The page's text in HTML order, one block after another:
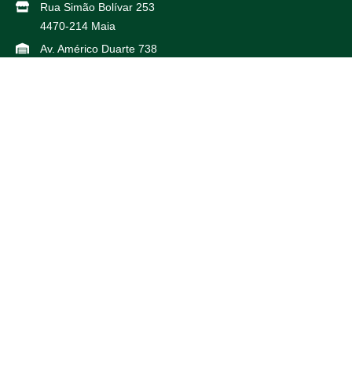
Rua Simão Bolívar 253
4470-214 Maia
Av. Américo Duarte 738